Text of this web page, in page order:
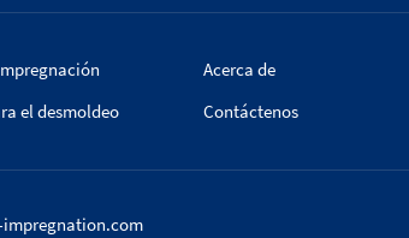
el desmoldeo
Acerca de
Contáctenos